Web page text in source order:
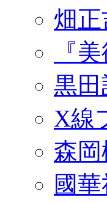
畑
『
黒
X線
森
國